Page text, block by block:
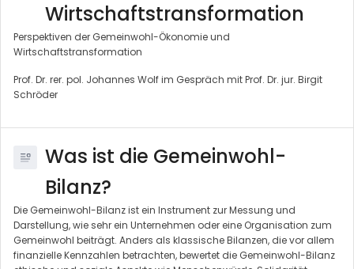
Wirtschaftstransformation
Perspektiven der Gemeinwohl-Ökonomie und
Wirtschaftstransformation
Prof. Dr. rer. pol. Johannes Wolf im Gespräch mit Prof. Dr. jur. Birgit
Schröder
Was ist die Gemeinwohl-
Bilanz?
Die Gemeinwohl-Bilanz ist ein Instrument zur Messung und
Darstellung, wie sehr ein Unternehmen oder eine Organisation zum
Gemeinwohl beiträgt. Anders als klassische Bilanzen, die vor allem
finanzielle Kennzahlen betrachten, bewertet die Gemeinwohl-Bilanz